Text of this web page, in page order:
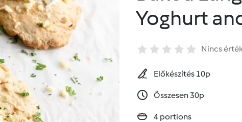
Yoghurt
Nincs
Előkészítés 10p
Összesen 30p
4 portions